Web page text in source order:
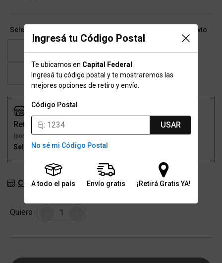
Ingresá tu Código Postal
Te ubicamos en Capital Federal
Ingresá tu código postal y te mostraremos las
mejores opciones de retiro y envío.
Código Postal
USAR
No sé mi Código Postal
A todo el país Envío gratis ¡Retirá Gratis YA!
Seleccioná talle (ARG) y conocé las opciones de retiro/envío
39 40 41.5 42
43 43.5 44 45
Retiro
(por una sucursal)
Seleccioná talle
(a domicilio)
Consultar stock en sucursales
Quiero Cantidad